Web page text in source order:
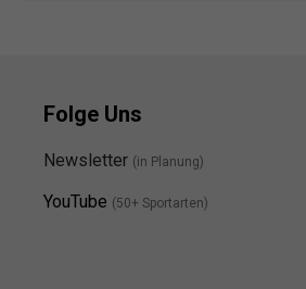
Folge Uns
Newsletter (in Planung)
YouTube (50+ Sportarten)